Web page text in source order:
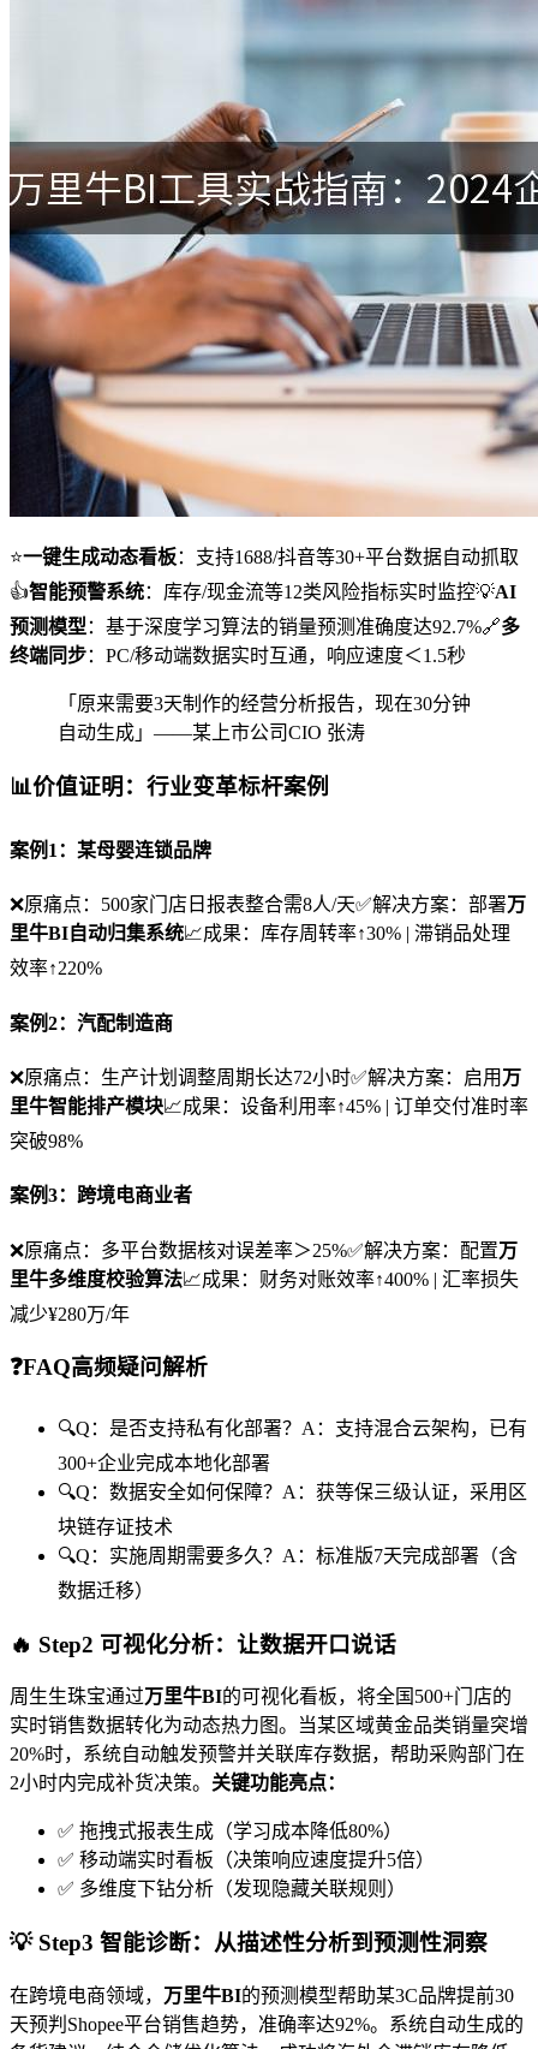
⭐一键生成动态看板：支持1688/抖音等30+平台数据自动抓取
👍智能预警系统：库存/现金流等12类风险指标实时监控💡AI
预测模型 ：基于深度学习算法的销量预测准确度达92.7%🔗多
终端同步：PC/移动端数据实时互通，响应速度＜1.5秒
「原来需要3天制作的经营分析报告，现在30分钟
自动生成」——某上市公司CIO 张涛
📊价值证明：行业变革标杆案例
案例1：某母婴连锁品牌
❌原痛点：500家门店日报表整合需8人/天✅解决方案：部署万
里牛BI自动归集系统📈成果：库存周转率↑30% | 滞销品处理
效率↑220%
案例2：汽配制造商
❌原痛点：生产计划调整周期长达72小时✅解决方案：启用 万
里牛智能排产模块📈成果：设备利用率↑45% | 订单交付准时率
突破98%
案例3：跨境电商业者
❌原痛点：多平台数据核对误差率＞25%✅解决方案：配置万
里牛多维度校验算法📈成果：财务对账效率↑400% | 汇率损失
减少¥280万/年
❓FAQ高频疑问解析
🔍Q：是否支持私有化部署？A：支持混合云架构，已有
300+企业完成本地化部署
🔍Q：数据安全如何保障？A：获等保三级认证，采用区
块链存证技术
🔍Q：实施周期需要多久？A：标准版7天完成部署（含
数据迁移）
🔥 Step2 可视化分析：让数据开口说话
周生生珠宝通过万里牛BI的可视化看板，将全国500+门店的
实时销售数据转化为动态热力图。当某区域黄金品类销量突增
20%时，系统自动触发预警并关联库存数据，帮助采购部门在
2小时内完成补货决策。 关键功能亮点：
✅ 拖拽式报表生成（学习成本降低80%）
✅ 移动端实时看板（决策响应速度提升5倍）
✅ 多维度下钻分析（发现隐藏关联规则）
💡 Step3 智能诊断：从描述性分析到预测性洞察
在跨境电商领域， 万里牛BI的预测模型帮助某3C品牌提前30
天预判Shopee平台销售趋势，准确率达92%。系统自动生成的